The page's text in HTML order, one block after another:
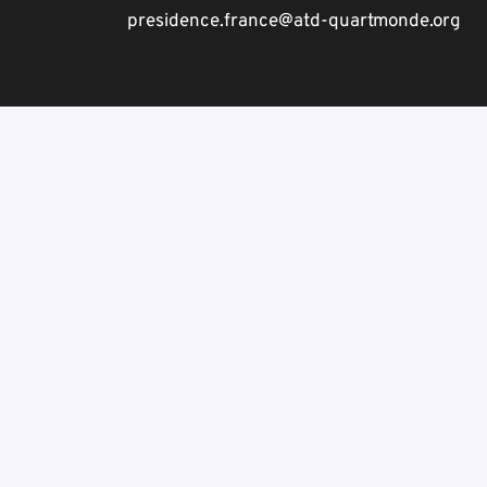
presidence.france@atd-quartmonde.org